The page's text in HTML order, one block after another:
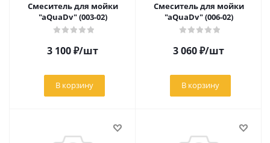
Смеситель для мойки
"aQuaDv" (003-02)
3 100₽/шт
В корзину
Смеситель для мойки
"aQuaDv" (006-02)
3 060₽/шт
В корзину